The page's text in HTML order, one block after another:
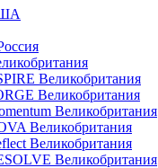
Великобритания
Великобритания
Великобритания
Великобритания
Великобритания
Великобритания